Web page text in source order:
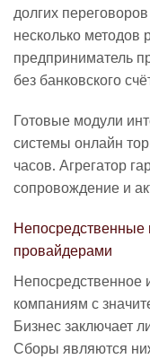
долгих
несколько
предприниматель
без банковского
Готовые модули
системы онлайн
часов. Агрегатор
сопровождение и
Непосредственные
провайдерами
Непосредственное
компаниям с
Бизнес заключает
Сборы являются